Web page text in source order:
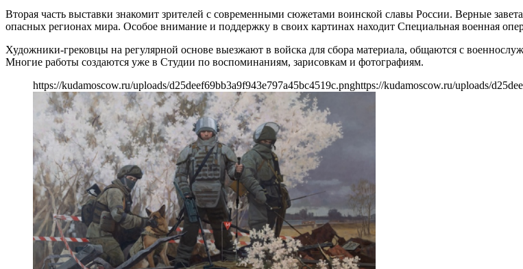
Вторая часть выставки знакомит зрителей с современными сюжетами воинской славы России. Верные
опасных регионах мира. Особое внимание и поддержку в своих картинах находит Специальная военная
Художники-грековцы на регулярной основе выезжают в войска для сбора материала, общаются с
Многие работы создаются уже в Студии по воспоминаниям, зарисовкам и фотографиям.
https://kudamoscow.ru/uploads/d25deef69bb3a9f943e797a45bc4519c.pnghttps://kudamoscow.ru/uploads/